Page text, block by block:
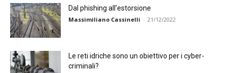
Dal phishing all’estorsione
Massimiliano Cassinelli - 21/12/2022
Le reti idriche sono un obiettivo per i cyber-
criminali?